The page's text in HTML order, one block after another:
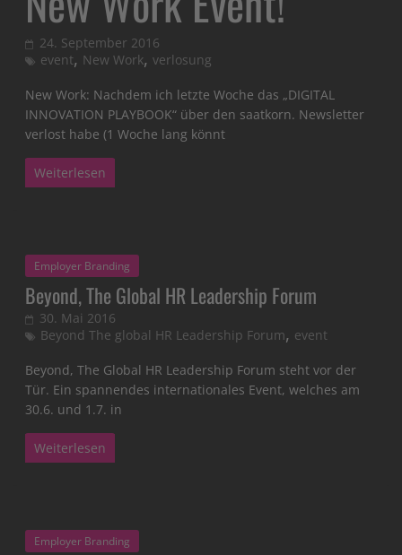
24. September 2016
event, New Work,verlosung
New Work: Nachdem ich letzte Woche das „DIGITAL
INNOVATION PLAYBOOK“ über den saatkorn. Newsletter
verlost habe (1 Woche lang könnt
Weiterlesen
Employer Branding
Beyond, The Global HR Leadership Forum
30. Mai 2016
Beyond The global HR Leadership Forum, event
Beyond, The Global HR Leadership Forum steht vor der
Tür. Ein spannendes internationales Event, welches am
30.6. und 1.7. in
Weiterlesen
Employer Branding